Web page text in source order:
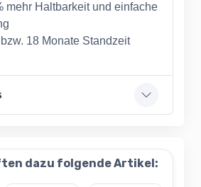
mehr Haltbarkeit und einfache
18 Monate Standzeit
dazu folgende Artikel: